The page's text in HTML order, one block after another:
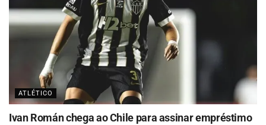
ATLÉTICO
Ivan Román chega ao Chile para assinar empréstimo